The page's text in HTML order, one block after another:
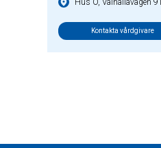
Hus O, Valhallavägen 91
Kontakta vårdgivare